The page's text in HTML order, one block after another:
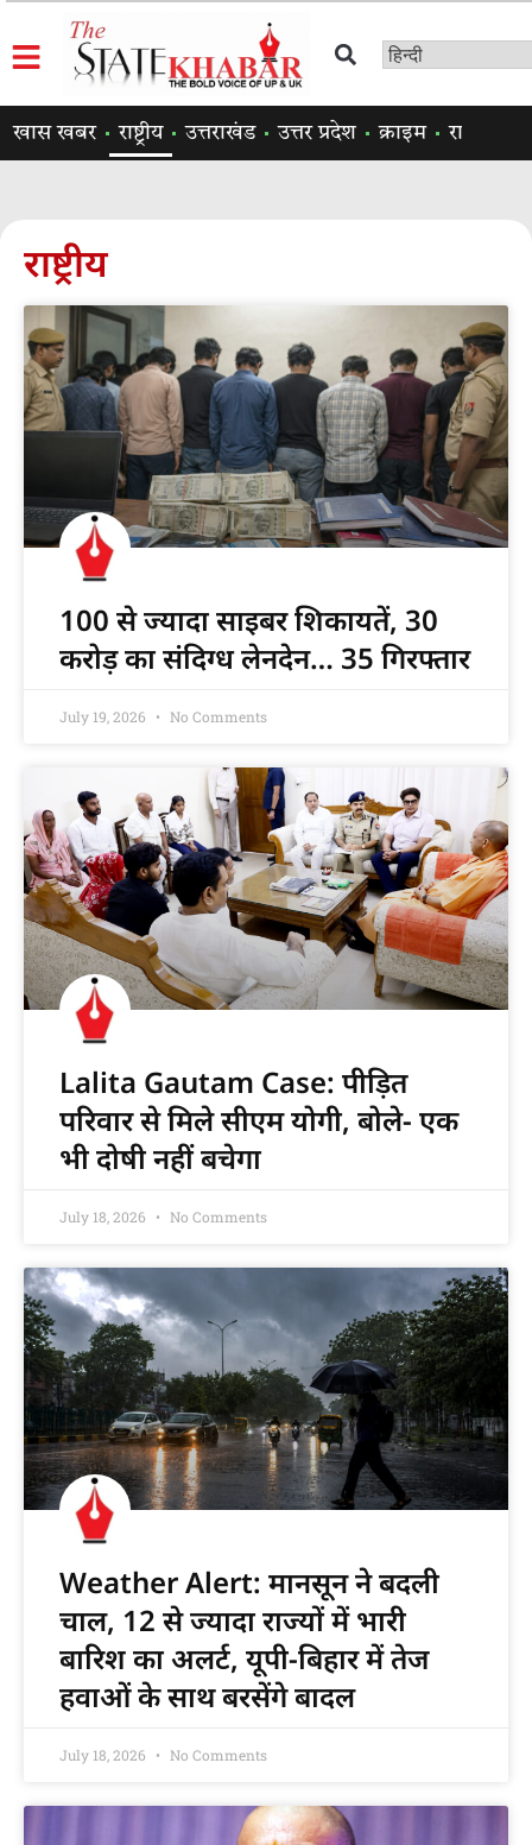
खास खबर राष्ट्रीय उत्तराखंड उत्तर प्रदेश क्राइम राजनीति
राष्ट्रीय
100 से ज्यादा साइबर शिकायतें, 30
करोड़ का संदिग्ध लेनदेन… 35 गिरफ्तार
July 19, 2026 No Comments
Lalita Gautam Case: पीड़ित
परिवार से मिले सीएम योगी, बोले- एक
भी दोषी नहीं बचेगा
July 18, 2026 No Comments
Weather Alert: मानसून ने बदली
चाल, 12 से ज्यादा राज्यों में भारी
बारिश का अलर्ट, यूपी-बिहार में तेज
हवाओं के साथ बरसेंगे बादल
July 18, 2026 No Comments